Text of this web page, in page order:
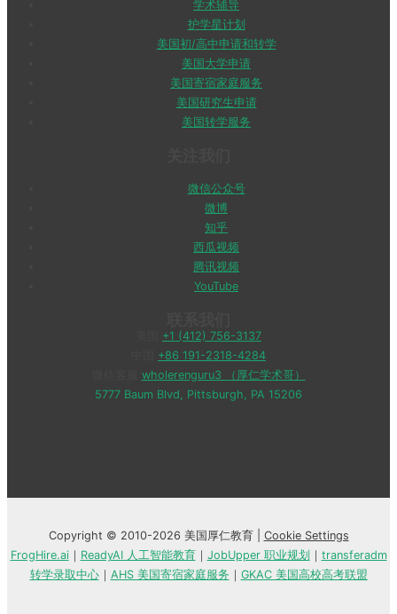
学术辅导
护学星计划
美国初/高中申请和转学
美国大学申请
美国寄宿家庭服务
美国研究生申请
美国转学服务
微信公众号
微博
知乎
西瓜视频
腾讯视频
YouTube
+1 (412) 756-3137
+86 191-2318-4284
wholerenguru3 （厚仁学术哥）
5777 Baum Blvd, Pittsburgh, PA 15206
Copyright © 2010-2026 美国厚仁教育 | Cookie Settings
FrogHire.ai｜ ReadyAI 人工智能教育｜ JobUpper 职业规划 ｜ transferadm
转学录取中心｜ AHS 美国寄宿家庭服务 ｜ GKAC 美国高校高考联盟